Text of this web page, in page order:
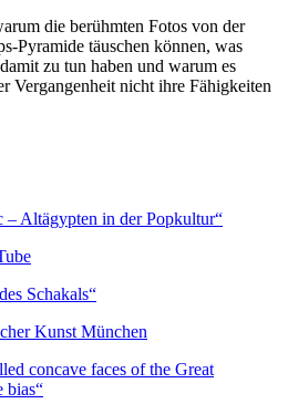
die berühmten Fotos von der
Pyramide täuschen können, was
zu tun haben und warum es
Vergangenheit nicht ihre Fähigkeiten
– Altägypten in der Popkultur“
Schakals“
Kunst München
concave faces of the Great
bias“